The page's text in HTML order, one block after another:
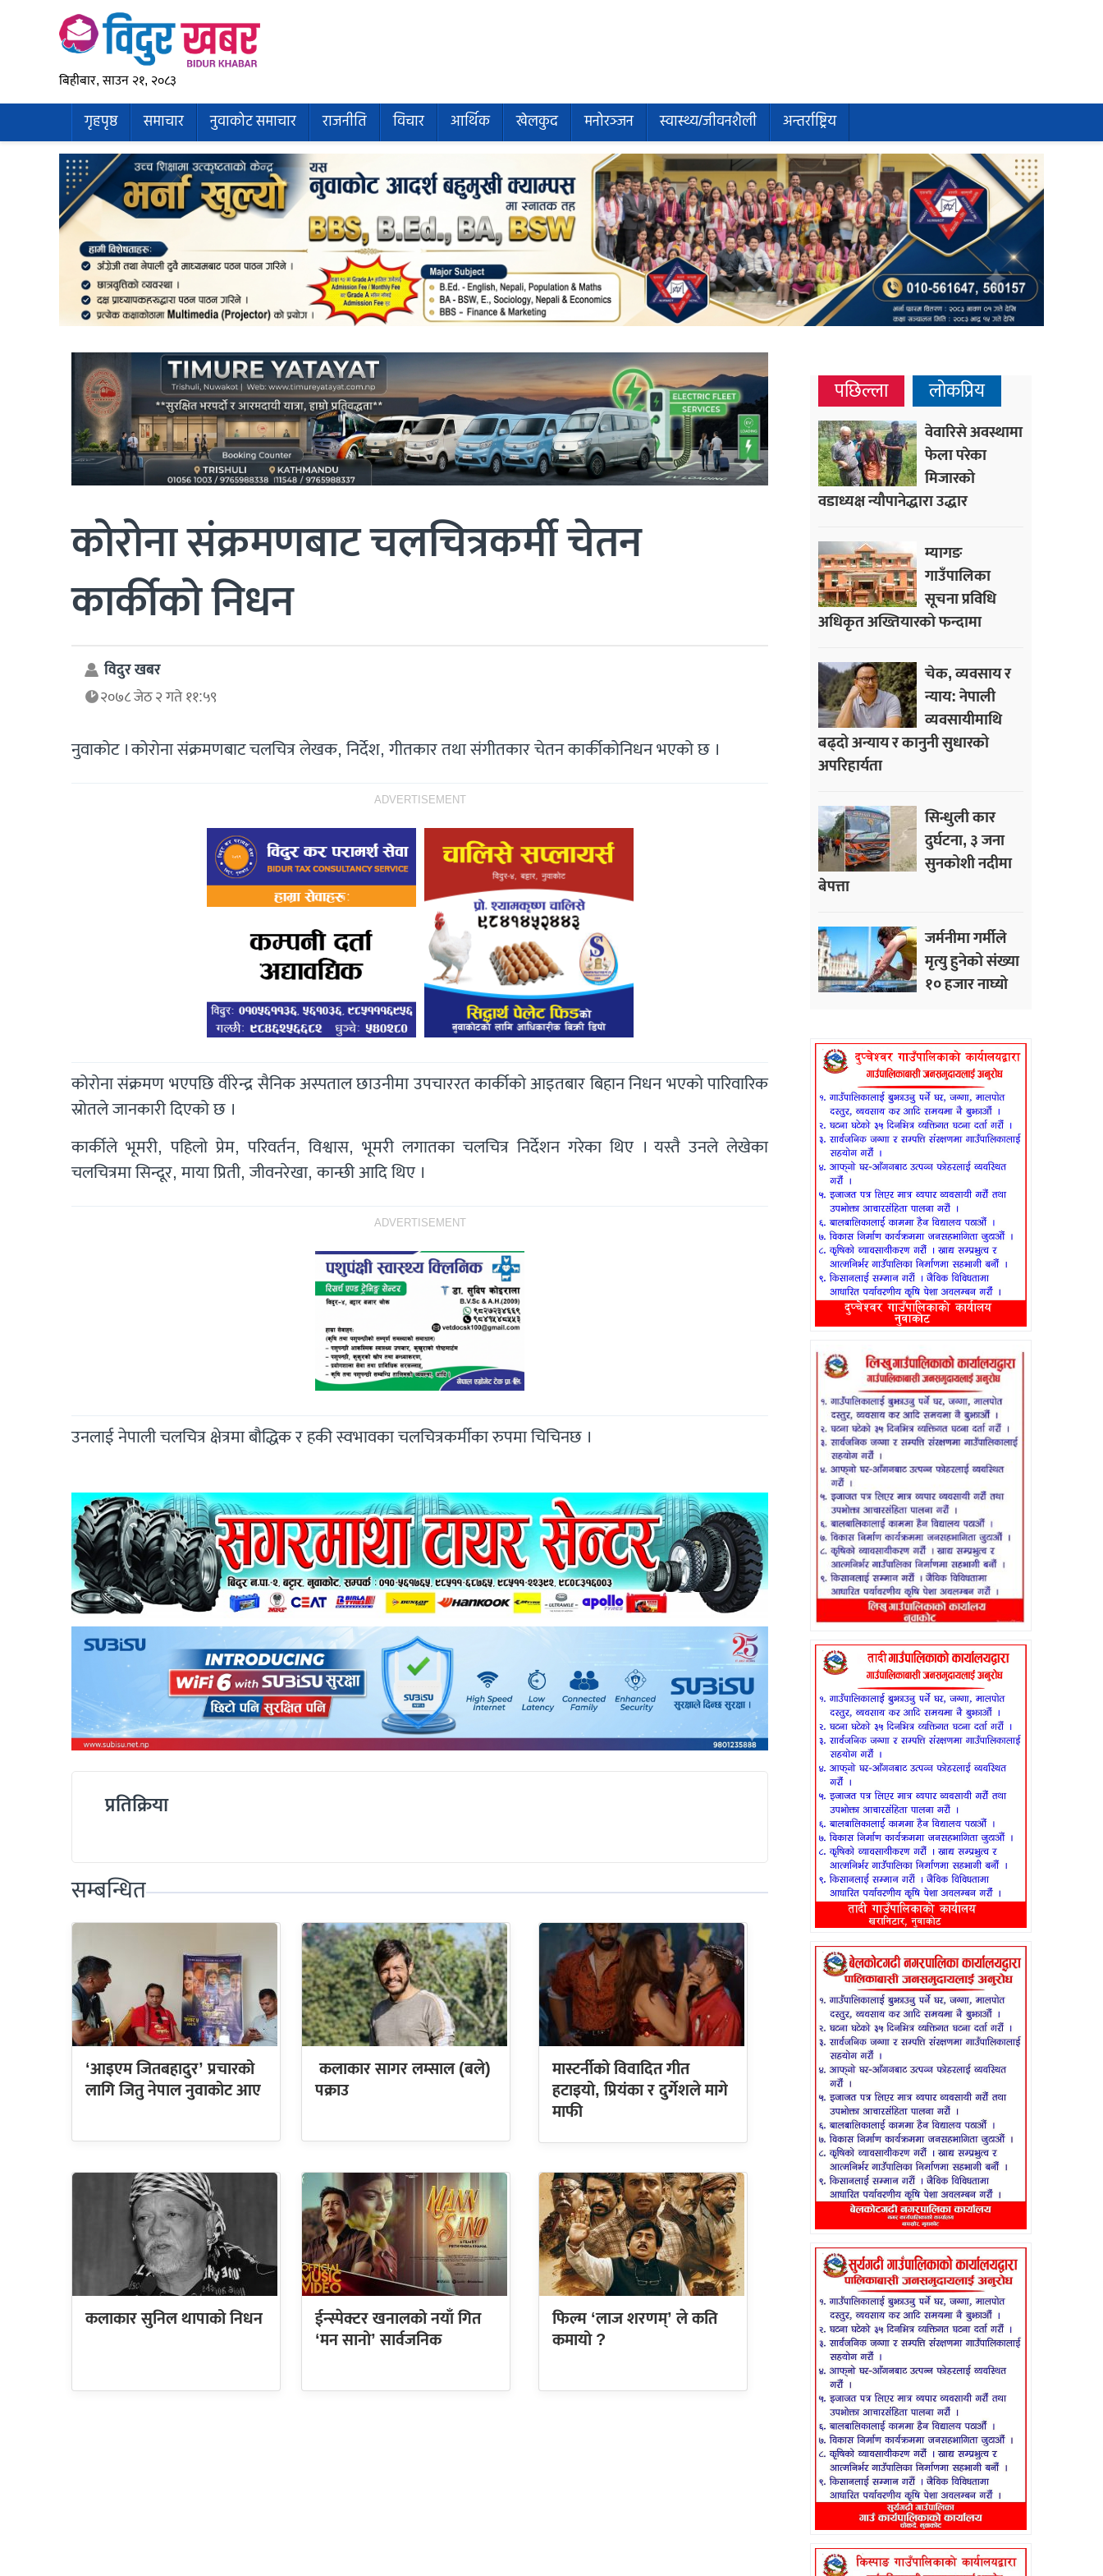
बिहीबार, साउन २१, २०८३
गृहपृष्ठ समाचार नुवाकोट समाचार राजनीति विचार आर्थिक खेलकुद मनोरञ्जन स्वास्थ्य/जीवनशैली अन्तर्राष्ट्रिय
कोरोना संक्रमणबाट चलचित्रकर्मी चेतन
कार्कीको निधन
विदुर खबर
२०७८ जेठ २ गते ११:५९
नुवाकोट । कोरोना संक्रमणबाट चलचित्र लेखक, निर्देश, गीतकार तथा संगीतकार चेतन कार्कीकोनिधन भएको छ ।
ADVERTISEMENT
कोरोना संक्रमण भएपछि वीरेन्द्र सैनिक अस्पताल छाउनीमा उपचाररत कार्कीको आइतबार बिहान निधन भएको पारिवारिक
स्रोतले जानकारी दिएको छ ।
कार्कीले भूमरी, पहिलो प्रेम, परिवर्तन, विश्वास, भूमरी लगातका चलचित्र निर्देशन गरेका थिए । यस्तै उनले लेखेका
चलचित्रमा सिन्दूर, माया प्रिती, जीवनरेखा, कान्छी आदि थिए ।
ADVERTISEMENT
उनलाई नेपाली चलचित्र क्षेत्रमा बौद्धिक र हकी स्वभावका चलचित्रकर्मीका रुपमा चिचिनछ ।
प्रतिक्रिया
सम्बन्धित
मास्टर्नीको विवादित गीत
हटाइयो, प्रियंका र दुर्गेशले मागे
माफी
‘आइएम जितबहादुर’ प्रचारको
लागि जितु नेपाल नुवाकोट आए
कलाकार सागर लम्साल (बले)
पक्राउ
कलाकार सुनिल थापाको निधन ईन्स्पेक्टर खनालको नयाँ गित
‘मन सानो’ सार्वजनिक
फिल्म ‘लाज शरणम्’ ले कति
कमायो ?
पछिल्ला लोकप्रिय
वेवारिसे अवस्थामा
फेला परेका
मिजारको
वडाध्यक्ष न्यौपानेद्धारा उद्धार
म्यागङ
गाउँपालिका
सूचना प्रविधि
अधिकृत अख्तियारको फन्दामा
चेक, व्यवसाय र
न्याय: नेपाली
व्यवसायीमाथि
बढ्दो अन्याय र कानुनी सुधारको
अपरिहार्यता
सिन्धुली कार
दुर्घटना, ३ जना
सुनकोशी नदीमा
बेपत्ता
जर्मनीमा गर्मीले
मृत्यु हुनेको संख्या
१० हजार नाघ्यो